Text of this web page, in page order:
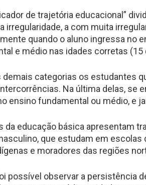
de trajetória educacional”
irregularidade, a com muita
quando o aluno ingressa no
e médio nas idades corretas
categorias os estudantes
Na última delas, se
ensino fundamental ou médio, e
da educação básica apresentam
que estudam em
e moradores das regiões
possível observar a persistência